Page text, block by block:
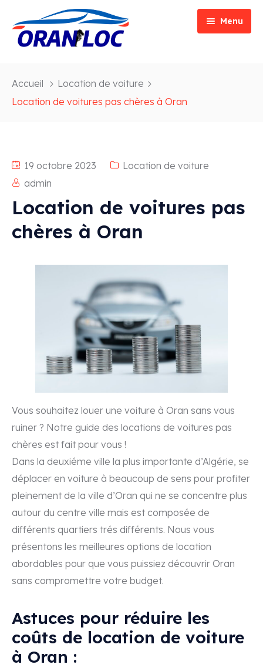
Menu
Véhicules
Luxe Forthing T5 Evo
Promos
Special Offer
New Products
Villa Vintage
Contact
Accueil
Location de voiture
Location de voitures pas chères à Oran
19 octobre 2023
Location de voiture
admin
Location de voitures pas
chères à Oran
Vous souhaitez louer une voiture à Oran sans vous
ruiner ? Notre guide des locations de voitures pas
chères est fait pour vous !
Dans la deuxiéme ville la plus importante d’Algérie, se
déplacer en voiture à beaucoup de sens pour profiter
pleinement de la ville d’Oran qui ne se concentre plus
autour du centre ville mais est composée de
différents quartiers trés différents. Nous vous
présentons les meilleures options de location
abordables pour que vous puissiez découvrir Oran
sans compromettre votre budget.
Astuces pour réduire les
coûts de location de voiture
à Oran :